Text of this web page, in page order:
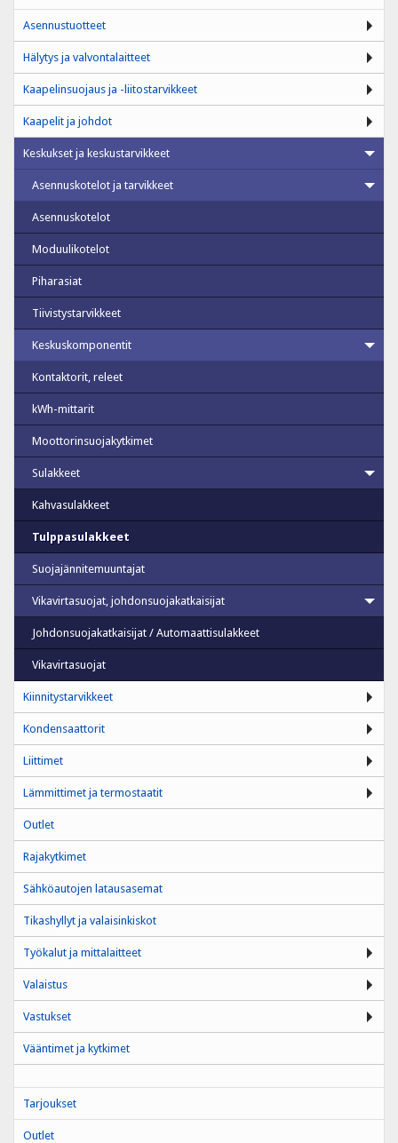
Asennustuotteet
Hälytys ja valvontalaitteet
Kaapelinsuojaus ja -liitostarvikkeet
Kaapelit ja johdot
Keskukset ja keskustarvikkeet
Asennuskotelot ja tarvikkeet
Asennuskotelot
Moduulikotelot
Piharasiat
Tiivistystarvikkeet
Keskuskomponentit
Kontaktorit, releet
kWh-mittarit
Moottorinsuojakytkimet
Sulakkeet
Kahvasulakkeet
Tulppasulakkeet
Suojajännitemuuntajat
Vikavirtasuojat, johdonsuojakatkaisijat
Johdonsuojakatkaisijat / Automaattisulakkeet
Vikavirtasuojat
Kiinnitystarvikkeet
Kondensaattorit
Liittimet
Lämmittimet ja termostaatit
Outlet
Rajakytkimet
Sähköautojen latausasemat
Tikashyllyt ja valaisinkiskot
Työkalut ja mittalaitteet
Valaistus
Vastukset
Vääntimet ja kytkimet
Tarjoukset
Outlet